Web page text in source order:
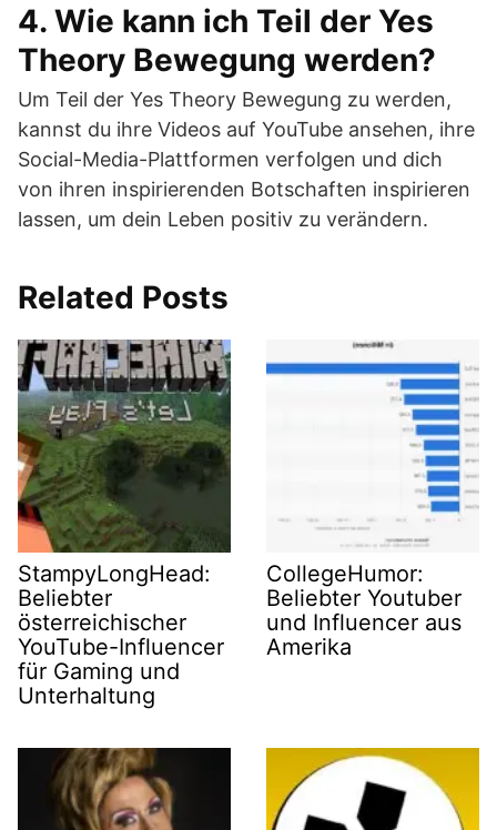
4. Wie kann ich Teil der Yes
Theory Bewegung werden?
Um Teil der Yes Theory Bewegung zu werden,
kannst du ihre Videos auf YouTube ansehen, ihre
Social-Media-Plattformen verfolgen und dich
von ihren inspirierenden Botschaften inspirieren
lassen, um dein Leben positiv zu verändern.
Related Posts
StampyLongHead:
Beliebter
österreichischer
YouTube-Influencer
für Gaming und
Unterhaltung
CollegeHumor:
Beliebter Youtuber
und Influencer aus
Amerika